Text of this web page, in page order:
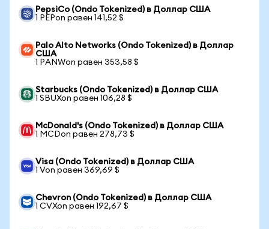
PepsiCo (Ondo Tokenized) в Доллар США
1 PEPon равен 141,52 $
Palo Alto Networks (Ondo Tokenized) в Доллар
США
1 PANWon равен 353,58 $
Starbucks (Ondo Tokenized) в Доллар США
1 SBUXon равен 106,28 $
McDonald's (Ondo Tokenized) в Доллар США
1 MCDon равен 278,73 $
Visa (Ondo Tokenized) в Доллар США
1 Von равен 369,69 $
Chevron (Ondo Tokenized) в Доллар США
1 CVXon равен 192,67 $